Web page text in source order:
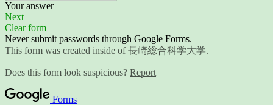
Your answer
Next
Clear form
Never submit passwords through Google Forms.
This form was created inside of 長崎総合科学大学.
Does this form look suspicious? Report
Forms